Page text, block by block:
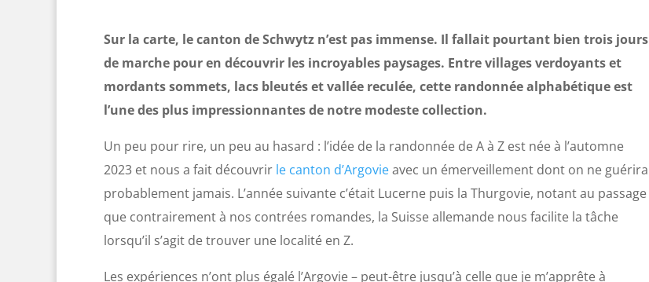
Sur la carte, le canton deSchwytz n’est pas immense. Il fallait pourtant bien trois jours
de marche pour en découvrir les incroyables paysages. Entre villages verdoyants et
mordants sommets, lacs bleutés et vallée reculée, cette randonnée alphabétique est
l’une des plus impressionnantes de notre modeste collection.
Un peu pour rire, un peu au hasard : l’idée de la randonnée de A à Z est née à l’automne
2023 et nous a fait découvrir le canton d’Argovieavec un émerveillement dont on ne guérira
probablement jamais. L’année suivante c’était Lucerne puis la Thurgovie, notant au passage
que contrairement à nos contrées romandes, la Suisse allemande nous facilite la tâche
lorsqu’il s’agit de trouver une localité en Z.
Les expériences n’ont plus égalé l’Argovie – peut-être jusqu’à celle que je m’apprête à